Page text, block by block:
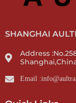
SHANGHAI
Address
Email